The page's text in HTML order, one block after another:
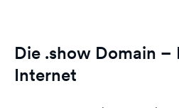
Die .show Domain –
Internet